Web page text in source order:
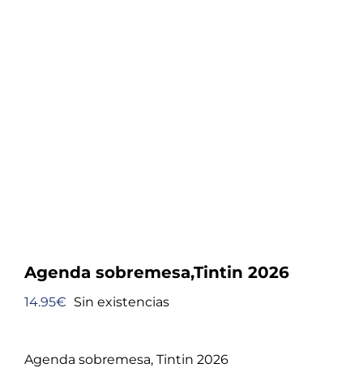
Agenda sobremesa,Tintin 2026
14.95€ Sin existencias
Agenda sobremesa, Tintin 2026